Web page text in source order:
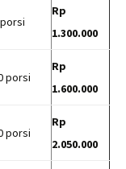
Rp
1.300.000
porsi
Rp
1.600.000
porsi
Rp
2.050.000